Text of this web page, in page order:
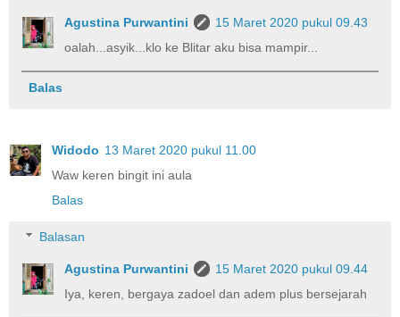
Agustina Purwantini
15 Maret 2020 pukul 09.43
oalah...asyik...klo ke Blitar aku bisa mampir...
Balas
Widodo 13 Maret 2020 pukul 11.00
Waw keren bingit ini aula
Balas
Balasan
Agustina Purwantini
15 Maret 2020 pukul 09.44
Iya, keren, bergaya zadoel dan adem plus bersejarah